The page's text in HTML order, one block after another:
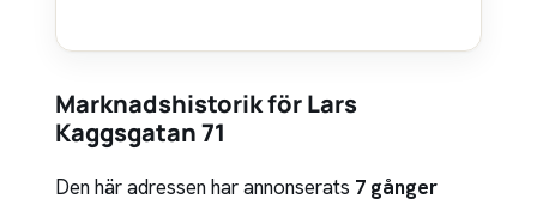
Marknadshistorik för Lars
Kaggsgatan 71
Den här adressen har annonserats 7 gånger